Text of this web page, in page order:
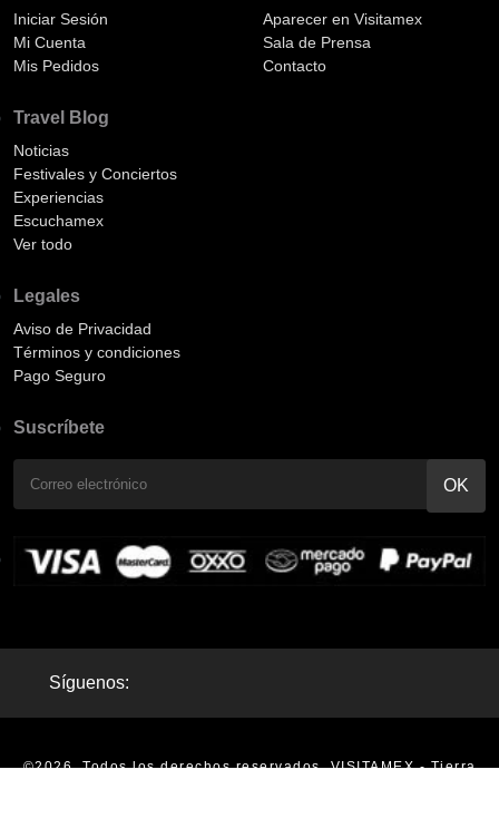
Iniciar Sesión
Mi Cuenta
Mis Pedidos
Aparecer en Visitamex
Sala de Prensa
Contacto
Travel Blog
Noticias
Festivales y Conciertos
Experiencias
Escuchamex
Ver todo
Legales
Aviso de Privacidad
Términos y condiciones
Pago Seguro
Suscríbete
Síguenos:
©2026. Todos los derechos reservados. VISITAMEX - Tierra